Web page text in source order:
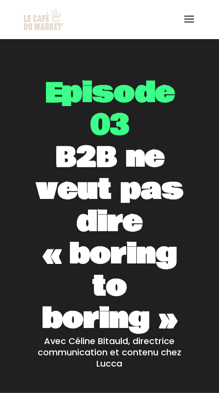
Episode
03
B2B ne
veut pas
dire
« boring
to
boring »
Avec Céline Bitauld, directrice
communication et contenu chez
Lucca